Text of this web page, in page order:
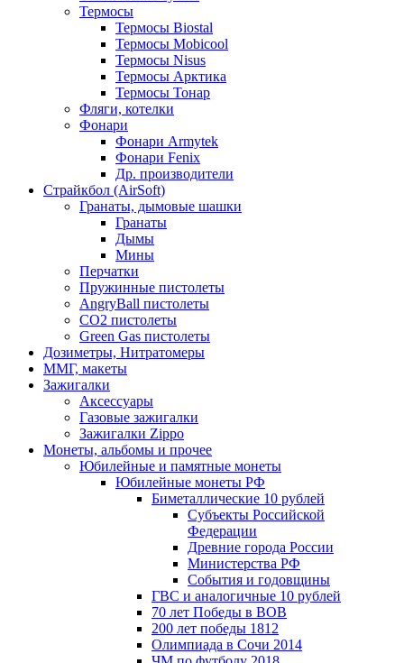
Термосы
Термосы Biostal
Термосы Mobicool
Термосы Nisus
Термосы Арктика
Термосы Тонар
Фляги, котелки
Фонари
Фонари Armytek
Фонари Fenix
Др. производители
Страйкбол (AirSoft)
Гранаты, дымовые шашки
Гранаты
Дымы
Мины
Перчатки
Пружинные пистолеты
AngryBall пистолеты
CO2 пистолеты
Green Gas пистолеты
Дозиметры, Нитратомеры
ММГ, макеты
Зажигалки
Аксессуары
Газовые зажигалки
Зажигалки Zippo
Монеты, альбомы и прочее
Юбилейные и памятные монеты
Юбилейные монеты РФ
Биметаллические 10 рублей
Субъекты Российской
Федерации
Древние города России
Министерства РФ
События и годовщины
ГВС и аналогичные 10 рублей
70 лет Победы в ВОВ
200 лет победы 1812
Олимпиада в Сочи 2014